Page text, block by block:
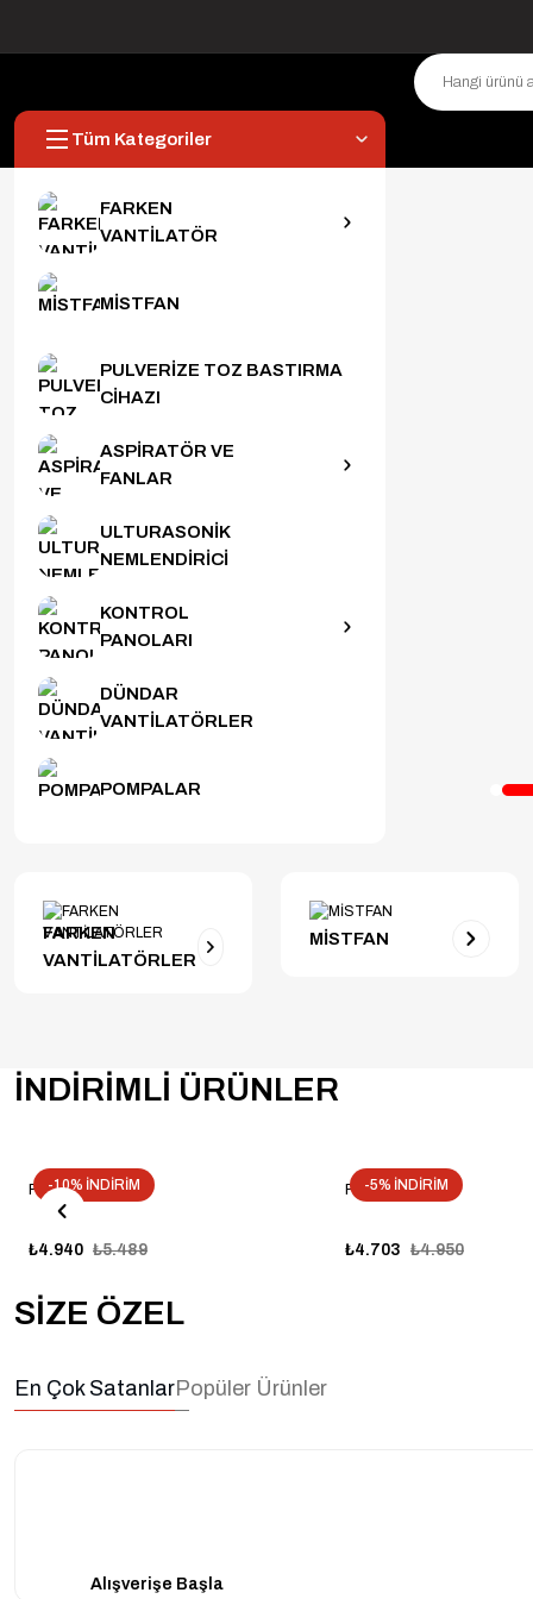
Tüm Kategoriler
FARKEN
VANTİLATÖR
MİSTFAN
PULVERİZE TOZ BASTIRMA
CİHAZI
ASPİRATÖR VE
FANLAR
ULTURASONİK
NEMLENDİRİCİ
KONTROL
PANOLARI
DÜNDAR
VANTİLATÖRLER
POMPALAR
FARKEN
VANTİLATÖRLER
MİSTFAN
İNDİRİMLİ ÜRÜNLER
-10% İNDİRİM
FARKEN SF65
₺4.940 ₺5.489
-5% İNDİRİM
FARKEN SF50
₺4.703 ₺4.950
SİZE ÖZEL
En Çok SatanlarPopüler Ürünler
Alışverişe Başla